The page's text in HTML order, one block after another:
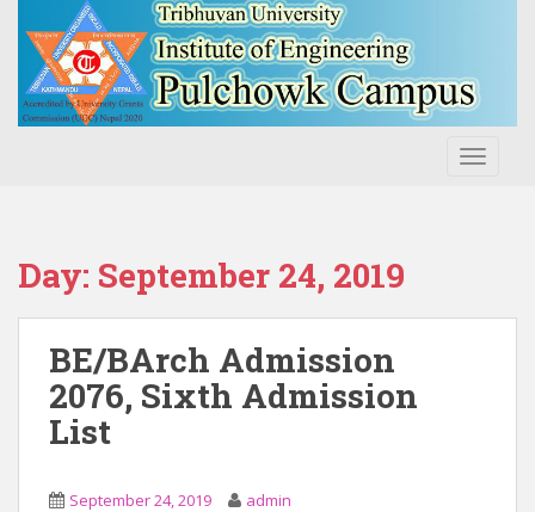
Day: September 24, 2019
BE/BArch Admission
2076, Sixth Admission
List
September 24, 2019 admin